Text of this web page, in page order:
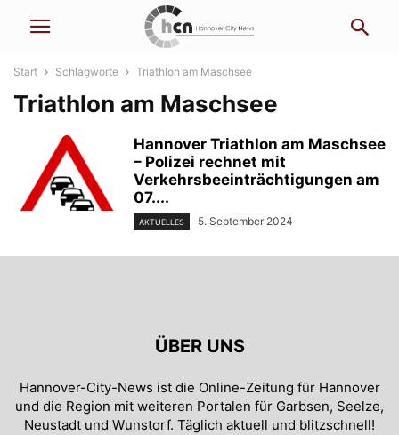
Start Schlagworte Triathlon am Maschsee
Triathlon am Maschsee
Hannover Triathlon am Maschsee
– Polizei rechnet mit
Verkehrsbeeinträchtigungen am
07....
AKTUELLES 5. September 2024
ÜBER UNS
Hannover-City-News ist die Online-Zeitung für Hannover
und die Region mit weiteren Portalen für Garbsen, Seelze,
Neustadt und Wunstorf. Täglich aktuell und blitzschnell!